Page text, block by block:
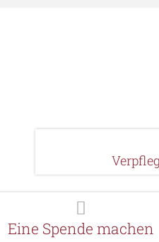

Eine Spende machen